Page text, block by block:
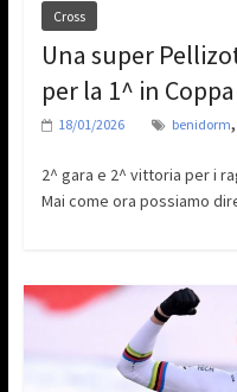
Cross
Una super
per la 1^ in Coppa
18/01/2026 benidorm,
2^ gara e 2^ vittoria per i
Mai come ora possiamo